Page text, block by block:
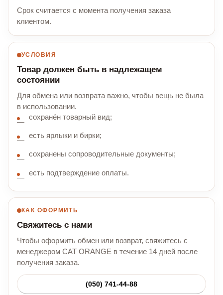
Срок считается с момента получения заказа
клиентом.
УСЛОВИЯ
Товар должен быть в надлежащем
состоянии
Для обмена или возврата важно, чтобы вещь не была
в использовании.
сохранён товарный вид;
есть ярлыки и бирки;
сохранены сопроводительные документы;
есть подтверждение оплаты.
КАК ОФОРМИТЬ
Свяжитесь с нами
Чтобы оформить обмен или возврат, свяжитесь с
менеджером CAT ORANGE в течение 14 дней после
получения заказа.
(050) 741-44-88